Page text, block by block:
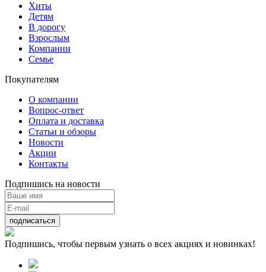
Хиты
Детям
В дорогу
Взрослым
Компании
Семье
Покупателям
О компании
Вопрос-ответ
Оплата и доставка
Статьи и обзоры
Новости
Акции
Контакты
Подпишись на новости
подписаться
Подпишись, чтобы первым узнать о всех акциях и новинках!